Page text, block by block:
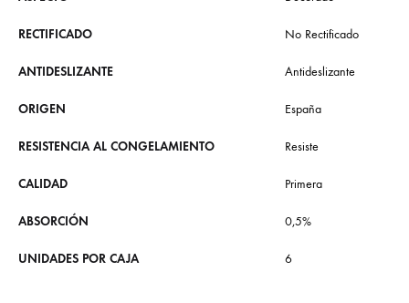
RECTIFICADO No Rectificado
ANTIDESLIZANTE Antideslizante
ORIGEN España
RESISTENCIA AL CONGELAMIENTO Resiste
CALIDAD Primera
ABSORCIÓN 0,5%
UNIDADES POR CAJA 6